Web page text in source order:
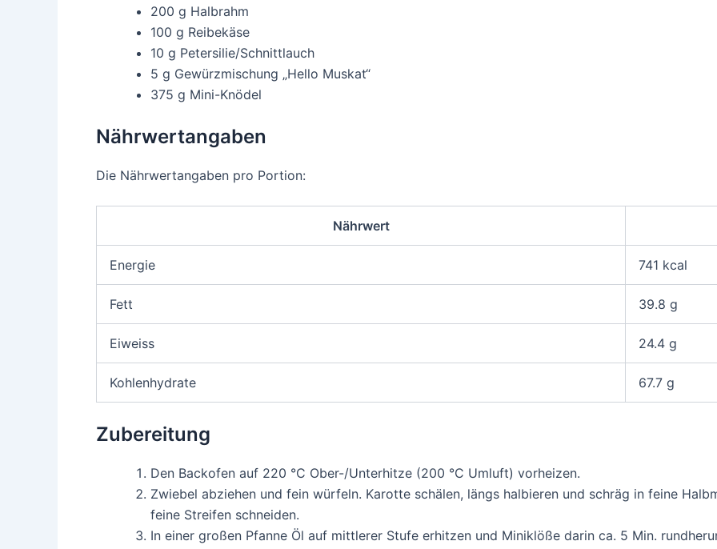
200 g Halbrahm
100 g Reibekäse
10 g Petersilie/Schnittlauch
5 g Gewürzmischung „Hello Muskat“
375 g Mini-Knödel
Nährwertangaben
Die Nährwertangaben pro Portion:
Nährwert
Energie 741 kcal
Fett 39.8 g
Eiweiss 24.4 g
Kohlenhydrate 67.7 g
Zubereitung
Den Backofen auf 220 °C Ober-/Unterhitze (200 °C Umluft) vorheizen.
Zwiebel abziehen und fein würfeln. Karotte schälen, längs halbieren und schräg in feine
feine Streifen schneiden.
In einer großen Pfanne Öl auf mittlerer Stufe erhitzen und Miniklöße darin ca. 5 Min.